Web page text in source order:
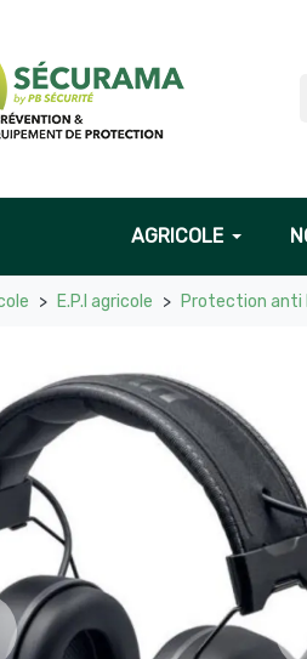
AGRICOLE
E.P.I agricole Protection anti